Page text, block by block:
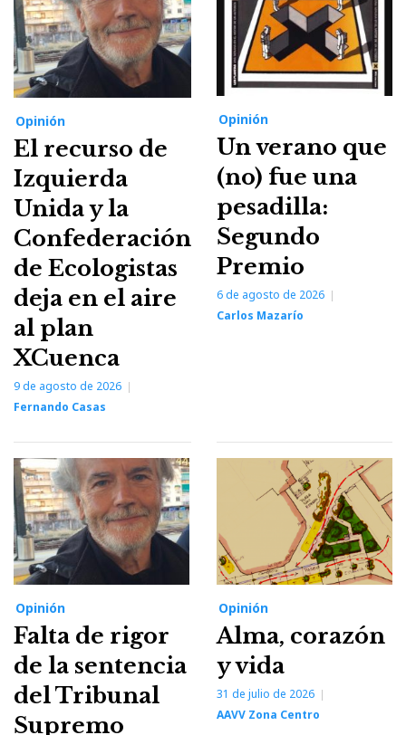
Opinión
El recurso de
Izquierda
Unida y la
Confederación
de Ecologistas
deja en el aire
al plan
XCuenca
9 de agosto de 2026
Fernando Casas
Opinión
Un verano que
(no) fue una
pesadilla:
Segundo
Premio
6 de agosto de 2026
Carlos Mazarío
Opinión
Falta de rigor
de la sentencia
del Tribunal
Supremo
Opinión
Alma, corazón
y vida
31 de julio de 2026
AAVV Zona Centro